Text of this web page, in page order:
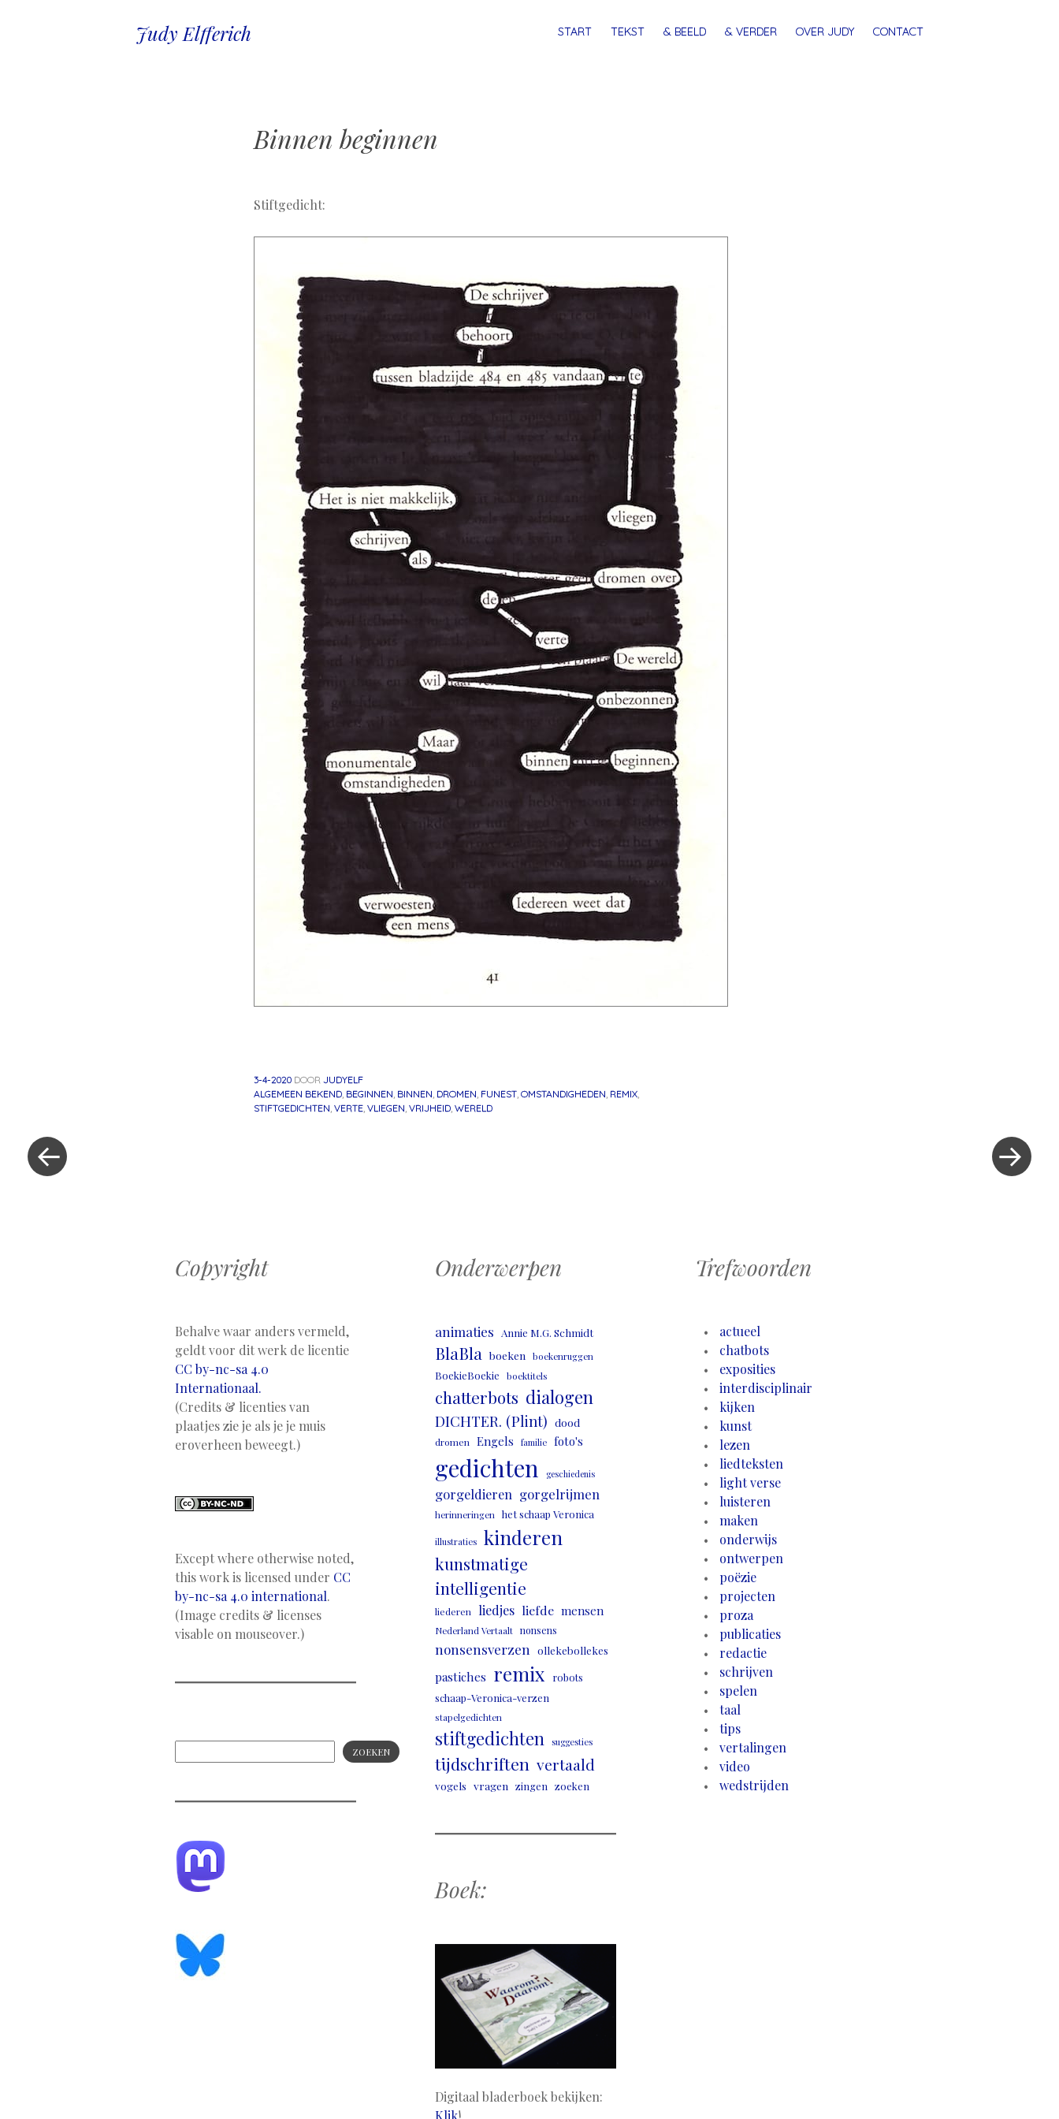
Judy Elfferich MENU
SPRINGSTART TEKST & BEELD & VERDER OVER JUDY CONTACT
Binnen beginnen
Stiftgedicht:
3-4-2020 DOOR JUDYELF
ALGEMEEN BEKEND, BEGINNEN, BINNEN, DROMEN, FUNEST, OMSTANDIGHEDEN, REMIX,
STIFTGEDICHTEN, VERTE, VLIEGEN, VRIJHEID, WERELD
Vorig
bericht
bericht
Copyright
Behalve waar anders vermeld,
geldt voor dit werk de licentie
CC by-nc-sa 4.0
Internationaal.
(Credits & licenties van
plaatjes zie je als je je muis
eroverheen beweegt.)
Except where otherwise noted,
this work is licensed under CC
by-nc-sa 4.0 international.
(Image credits & licenses
visable on mouseover.)
ZOEKEN
Onderwerpen
animaties Annie M.G. Schmidt
BlaBla boeken boekenruggen
BoekieBoekie boektitels
chatterbots dialogen
DICHTER. (Plint) dood
dromen Engels familie foto's
gedichten geschiedenis
gorgeldieren gorgelrijmen
herinneringen het schaap Veronica
illustraties kinderen
kunstmatige
intelligentie
liederen liedjes liefde mensen
Nederland Vertaalt nonsens
nonsensverzen ollekebollekes
pastiches remix
robots
schaap-Veronica-verzen
stapelgedichten
stiftgedichten suggesties
tijdschriften vertaald
vogels vragen zingen zoeken
Boek:
Digitaal bladerboek bekijken:
Klik!
Trefwoorden
actueel
chatbots
exposities
interdisciplinair
kijken
kunst
lezen
liedteksten
light verse
luisteren
maken
onderwijs
ontwerpen
poëzie
projecten
proza
publicaties
redactie
schrijven
spelen
taal
tips
vertalingen
video
wedstrijden